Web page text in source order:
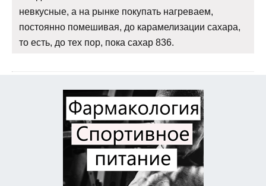
невкусные, а на рынке покупать нагреваем,
постоянно помешивая, до карамелизации сахара,
то есть, до тех пор, пока сахар 836.